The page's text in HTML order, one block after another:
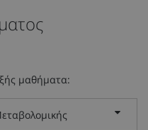
μαθήματα: